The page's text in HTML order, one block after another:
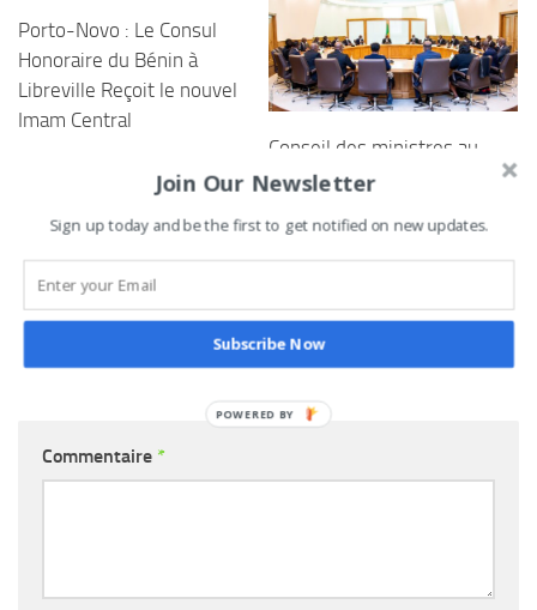
Porto-Novo : Le Consul
Honoraire du Bénin à
Libreville Reçoit le nouvel
Imam Central
Conseil des ministres au
Bénin : Voici les grandes
15 février
Commentaire *
Join Our Newsletter
Sign up today and be the first to get notified on new updates.
Subscribe Now
POWERED